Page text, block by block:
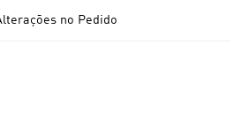
no Pedido